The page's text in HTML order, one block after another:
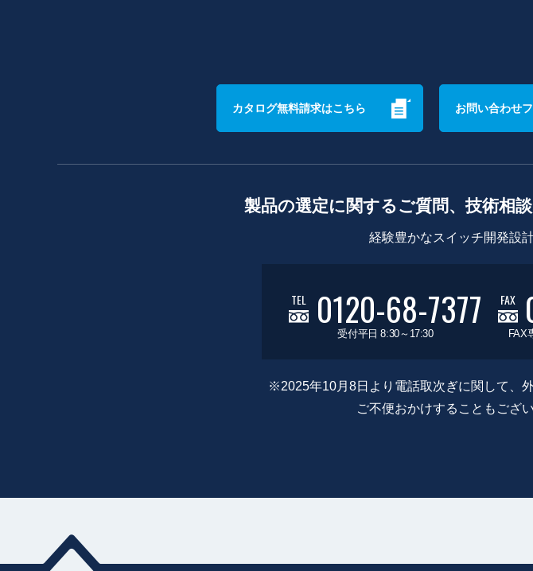
カタログ無料請求はこちら お問い合わせ
製品の選定に関するご質問、技術相
経験豊かなスイッチ開発設
TEL 0120-68-7377
受付平日 8:30～17:30
FAX
FAX
※2025年10月8日より電話取次ぎに関して、
ご不便おかけすることもござ